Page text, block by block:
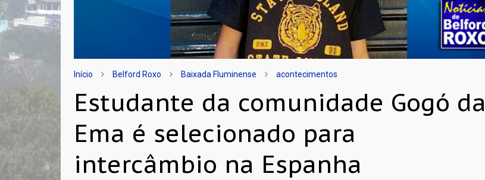
Início Belford Roxo Baixada Fluminense acontecimentos
Estudante da comunidade Gogó da
Ema é selecionado para
intercâmbio na Espanha